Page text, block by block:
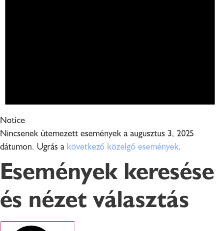
Notice
Nincsenek ütemezett események a augusztus 3, 2025
dátumon. Ugrás a következő közelgő események.
Események keresése
és nézet választás